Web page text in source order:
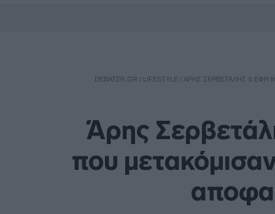
DEBATER.GR / LIFESTYLE/ ΆΡΗΣ ΣΕΡΒΕΤΆΛΗΣ & ΈΦΗ
Άρης
που